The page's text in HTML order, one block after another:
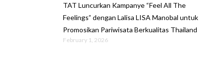
TAT Luncurkan Kampanye “Feel All The
Feelings” dengan Lalisa LISA Manobal untuk
Promosikan Pariwisata Berkualitas Thailand
February 1, 2026